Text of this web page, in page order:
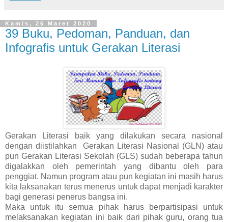
Kamis, 26 Maret 2020
39 Buku, Pedoman, Panduan, dan
Infografis untuk Gerakan Literasi
Gerakan Literasi baik yang dilakukan secara nasional
dengan diistilahkan Gerakan Literasi Nasional (GLN) atau
pun Gerakan Literasi Sekolah (GLS) sudah beberapa tahun
digalakkan oleh pemerintah yang dibantu oleh para
penggiat. Namun program atau pun kegiatan ini masih harus
kita laksanakan terus menerus untuk dapat menjadi karakter
bagi generasi penerus bangsa ini.
Maka untuk itu semua pihak harus berpartisipasi untuk
melaksanakan kegiatan ini baik dari pihak guru, orang tua